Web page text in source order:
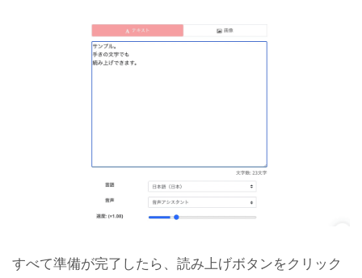
すべて準備が完了したら、読み上げボタンをクリック